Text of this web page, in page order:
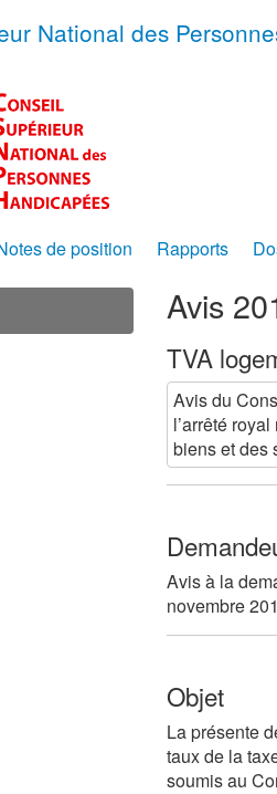
National des
de position Rapports
Avis
TVA
Avis du
l’arrêté
biens et des
Avis à la
novembre
Objet
La présente
taux de la
soumis au